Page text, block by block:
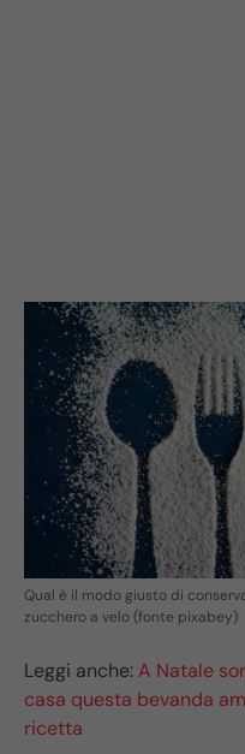
Qual è il modo giusto di
zucchero a velo (fonte pixabey)
Leggi anche:A Natale
casa questa bevanda
ricetta